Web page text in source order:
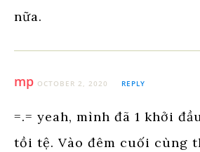
nữa.
mp OCTOBER 2, 2020 REPLY
=.= yeah, mình đã 1 khởi
tồi tệ. Vào đêm cuối cùng